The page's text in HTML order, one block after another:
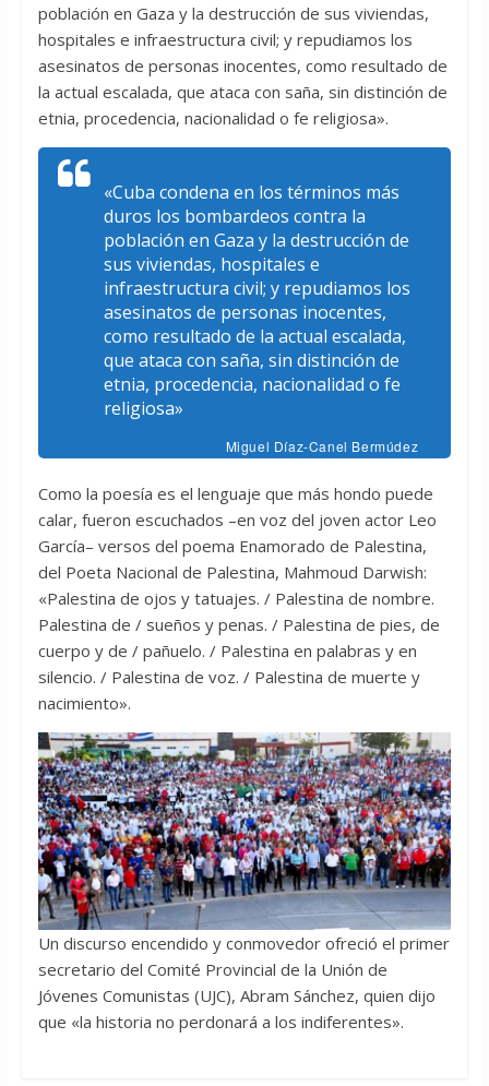
población en Gaza y la destrucción de sus viviendas,
hospitales e infraestructura civil; y repudiamos los
asesinatos de personas inocentes, como resultado de
la actual escalada, que ataca con saña, sin distinción de
etnia, procedencia, nacionalidad o fe religiosa».
«Cuba condena en los términos más
duros los bombardeos contra la
población en Gaza y la destrucción de
sus viviendas, hospitales e
infraestructura civil; y repudiamos los
asesinatos de personas inocentes,
como resultado de la actual escalada,
que ataca con saña, sin distinción de
etnia, procedencia, nacionalidad o fe
religiosa»
Miguel Díaz-Canel Bermúdez
Como la poesía es el lenguaje que más hondo puede
calar, fueron escuchados –en voz del joven actor Leo
García– versos del poema Enamorado de Palestina,
del Poeta Nacional de Palestina, Mahmoud Darwish:
«Palestina de ojos y tatuajes. / Palestina de nombre.
Palestina de / sueños y penas. / Palestina de pies, de
cuerpo y de / pañuelo. / Palestina en palabras y en
silencio. / Palestina de voz. / Palestina de muerte y
nacimiento».
Un discurso encendido y conmovedor ofreció el primer
secretario del Comité Provincial de la Unión de
Jóvenes Comunistas (UJC), Abram Sánchez, quien dijo
que «la historia no perdonará a los indiferentes».